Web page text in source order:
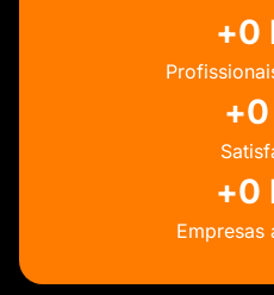
+0
+0
Empresas
+0